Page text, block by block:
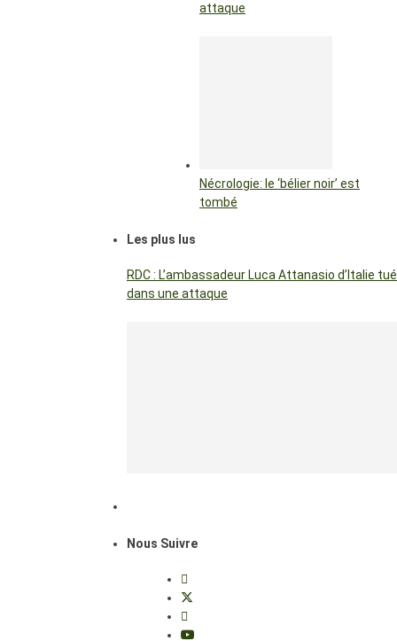
attaque
Nécrologie: le ‘bélier noir’ est
tombé
Les plus lus
RDC : L’ambassadeur Luca Attanasio d’Italie tué
dans une attaque
Nous Suivre